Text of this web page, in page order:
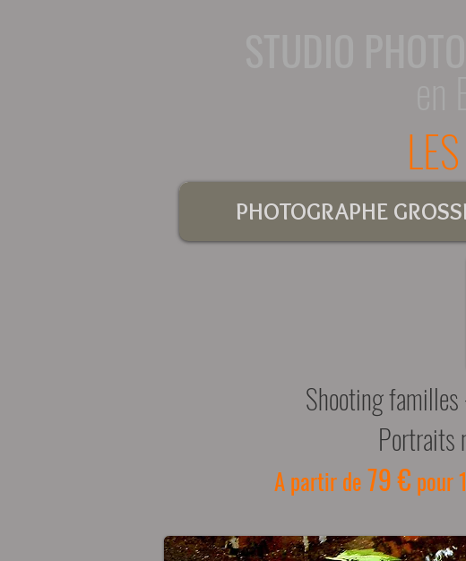
PHOTOGRAPHE
Shooting familles
Portraits
A partir de79 € pour